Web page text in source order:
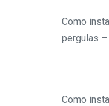
Como
pergulas
Como